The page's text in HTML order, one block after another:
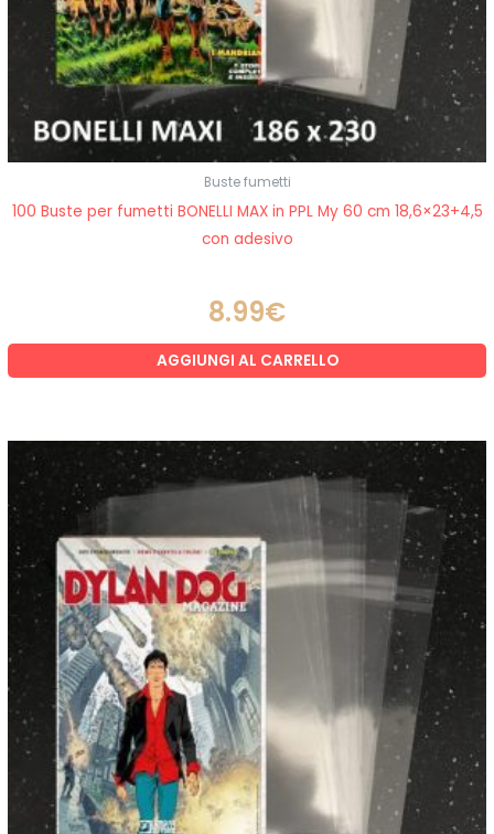
Buste fumetti
100 Buste per fumetti BONELLI MAX in PPL My 60 cm 18,6×23+4,5
con adesivo
8.99€
AGGIUNGI AL CARRELLO